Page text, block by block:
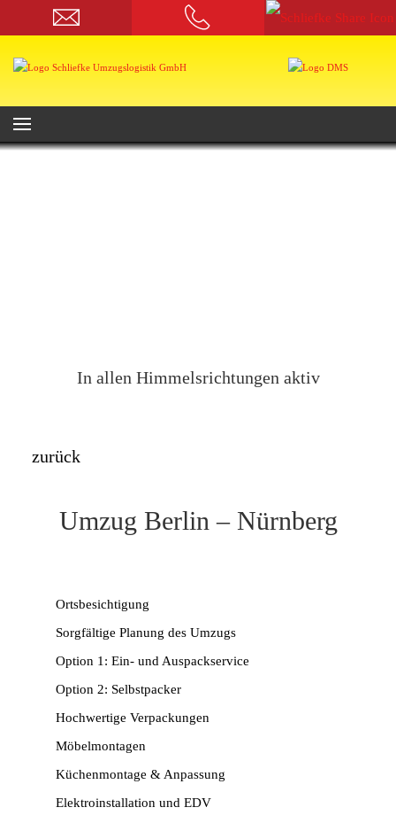
In allen Himmelsrichtungen aktiv
zurück
Umzug Berlin – Nürnberg
Ortsbesichtigung
Sorgfältige Planung des Umzugs
Option 1: Ein- und Auspackservice
Option 2: Selbstpacker
Hochwertige Verpackungen
Möbelmontagen
Küchenmontage & Anpassung
Elektroinstallation und EDV